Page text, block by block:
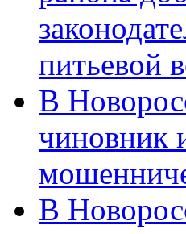
питьевой
В
чиновник
В